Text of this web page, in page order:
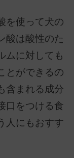
を使って犬の
酸は酸性のた
ムに対しても
とができるの
含まれる成分
口をつける食
人にもおすす